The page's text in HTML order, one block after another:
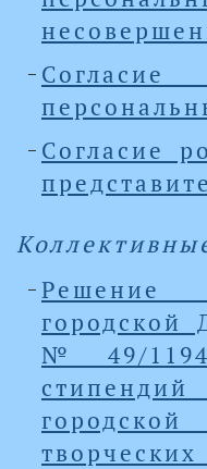
Согласие
Решение
городской
№ 49/1194